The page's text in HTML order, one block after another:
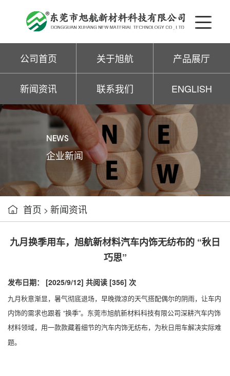
公司首页 关于旭航 产品展厅
新闻资讯 联系我们 ENGLISH
NEWS
企业新闻
 首页 > 新闻资讯
九月换季用车，旭航新材料汽车内饰无纺布的 “秋日
巧思”
发布日期： [2025/9/12] 共阅读 [356] 次
九月秋意渐显，暑气彻底退场，早晚微凉的天气搭配偶尔的阴雨，让车内
内饰的需求也跟着 “换季”。东莞市旭航新材料科技有限公司深耕汽车内饰
材料领域，用一款款藏着细节的汽车内饰无纺布，为秋日用车解决实际难
题。